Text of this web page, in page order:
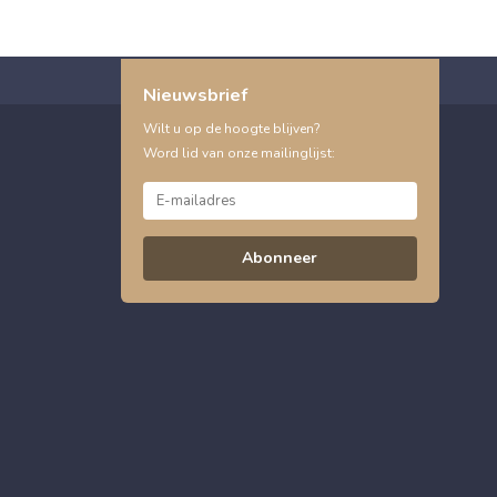
Nieuwsbrief
Wilt u op de hoogte blijven?
Word lid van onze mailinglijst:
Abonneer